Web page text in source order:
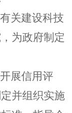
关建设科技
为政府制定
展信用评
并组织实施